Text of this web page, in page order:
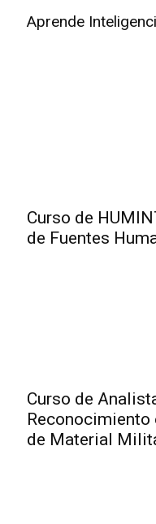
Aprende
Curso de
de Fuentes
Curso de
de Material